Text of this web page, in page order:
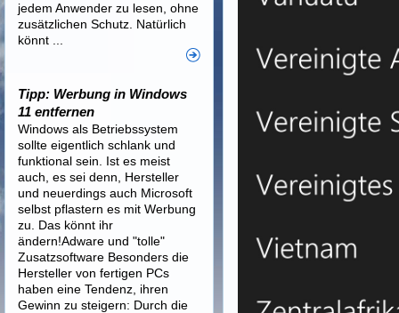
jedem Anwender zu lesen, ohne
zusätzlichen Schutz. Natürlich
könnt ...
Tipp: Werbung in Windows
11 entfernen
Windows als Betriebssystem
sollte eigentlich schlank und
funktional sein. Ist es meist
auch, es sei denn, Hersteller
und neuerdings auch Microsoft
selbst pflastern es mit Werbung
zu. Das könnt ihr
ändern!Adware und "tolle"
Zusatzsoftware Besonders die
Hersteller von fertigen PCs
haben eine Tendenz, ihren
Gewinn zu steigern: Durch die